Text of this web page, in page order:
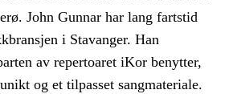
John Gunnar har lang fartstid
i Stavanger. Han
av repertoaret iKor benytter,
og et tilpasset sangmateriale.